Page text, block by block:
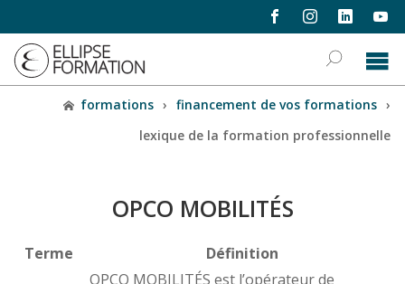
formations › financement de vos formations ›
lexique de la formation professionnelle
OPCO MOBILITÉS
Terme Définition
OPCO MOBILITÉS est l’opérateur de